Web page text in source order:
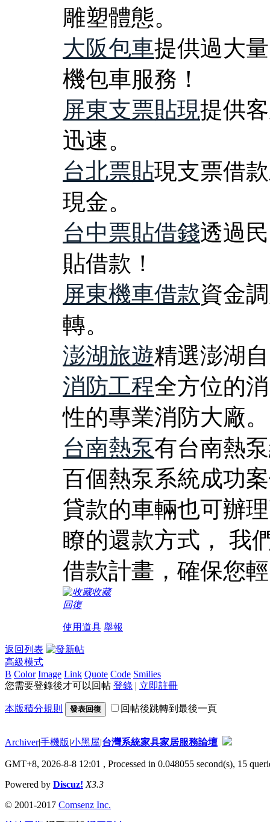
雕塑體態。
大阪包車提供過大
機包車服務！
屏東支票貼現提供
迅速。
台北票貼現支票借
現金。
台中票貼借錢透過
貼借款！
屏東機車借款資金
轉。
澎湖旅遊精選澎湖
消防工程全方位的
性的專業消防大廠。
台南熱泵有台南熱
百個熱泵系統成功
貸款的車輛也可辦
瞭的還款方式， 我
借款計畫，確保您
收藏
回復
使用道具 舉報
返回列表
高級模式
B Color Image Link Quote Code Smilies
您需要登錄後才可以回帖 登錄 | 立即註冊
本版積分規則 發表回復 回帖後跳轉到最後一頁
Archiver|手機版|小黑屋|台灣系統家具家居服務論壇
GMT+8, 2026-8-8 12:01 , Processed in 0.048055 second(s), 15
Powered by Discuz! X3.3
© 2001-2017 Comsenz Inc.